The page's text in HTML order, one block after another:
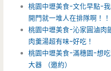
桃園中壢美食-文化早點-
開門就一堆人在排隊啊！！
桃園中壢美食-沁家圓滷肉
肉羹湯超有味~好吃！
桃園中壢美食-滿穗園-想
大器 （邀約）